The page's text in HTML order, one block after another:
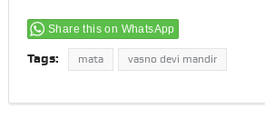
Share this on WhatsApp
Tags: mata vasno devi mandir